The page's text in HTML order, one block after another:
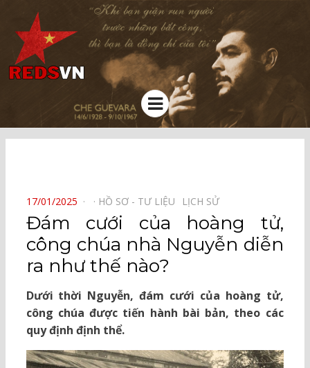
Kênh chia sẻ tri thức cộng đồng
Menu
POSTED
ON
17/01/2025 HỒ SƠ - TƯ LIỆU⠀ LỊCH SỬ⠀
Đám cưới của hoàng tử,
công chúa nhà Nguyễn diễn
ra như thế nào?
Dưới thời Nguyễn, đám cưới của hoàng tử,
công chúa được tiến hành bài bản, theo các
quy định định thể.